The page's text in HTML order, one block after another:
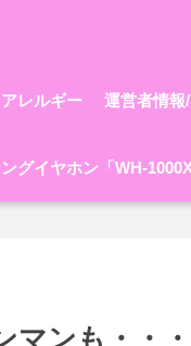
アレルギー 運営者情報
グイヤホン「WH-
マンも・・